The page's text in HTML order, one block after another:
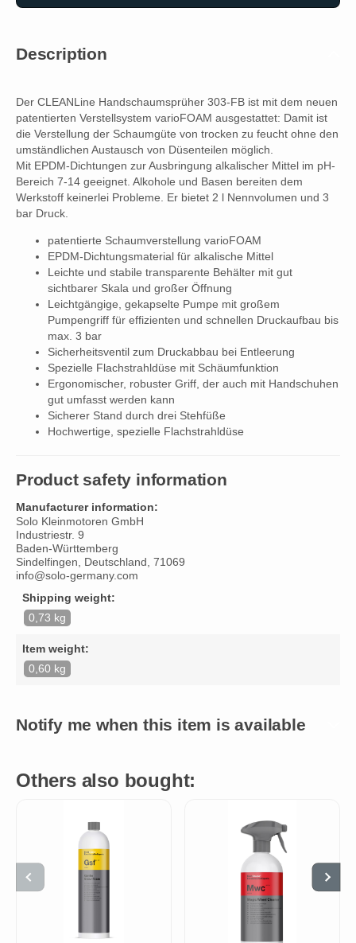
Description
Der CLEANLine Handschaumsprüher 303-FB ist mit dem neuen
patentierten Verstellsystem varioFOAM ausgestattet: Damit ist
die Verstellung der Schaumgüte von trocken zu feucht ohne den
umständlichen Austausch von Düsenteilen möglich.
Mit EPDM-Dichtungen zur Ausbringung alkalischer Mittel im pH-
Bereich 7-14 geeignet. Alkohole und Basen bereiten dem
Werkstoff keinerlei Probleme. Er bietet 2 l Nennvolumen und 3
bar Druck.
patentierte Schaumverstellung varioFOAM
EPDM-Dichtungsmaterial für alkalische Mittel
Leichte und stabile transparente Behälter mit gut
sichtbarer Skala und großer Öffnung
Leichtgängige, gekapselte Pumpe mit großem
Pumpengriff für effizienten und schnellen Druckaufbau bis
max. 3 bar
Sicherheitsventil zum Druckabbau bei Entleerung
Spezielle Flachstrahldüse mit Schäumfunktion
Ergonomischer, robuster Griff, der auch mit Handschuhen
gut umfasst werden kann
Sicherer Stand durch drei Stehfüße
Hochwertige, spezielle Flachstrahldüse
Product safety information
Manufacturer information:
Solo Kleinmotoren GmbH
Industriestr. 9
Baden-Württemberg
Sindelfingen, Deutschland, 71069
info@solo-germany.com
Shipping weight:
0,73 kg
Item weight:
0,60 kg
Notify me when this item is available
Others also bought: